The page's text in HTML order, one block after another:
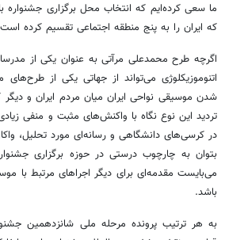
ما سعی کرده‌ایم که انتخاب محل برگزاری جشنواره
که ایران را به پنج منطقه اجتماعی تقسیم کرده
اگرچه طرح محمدعلی مرآتی به عنوان یکی از
اتنوموزیکلوژی می‌تواند از جهاتی یکی از طرح‌های
شدن موسیقی نواحی ایران میان مردم ایران و
تردید این نوع نگاه با واکنش‌های مثبت و منفی
در کرسی‌های دانشگاهی و رسانه‌ای مورد تحلیل،
بتوان به چارچوب درستی در حوزه برگزاری
می‌بایست مقدمه‌ای برای دیگر اجراهای مرتبط با
باشد.
به هر ترتیب پرونده مرحله ملی شانزدهمین